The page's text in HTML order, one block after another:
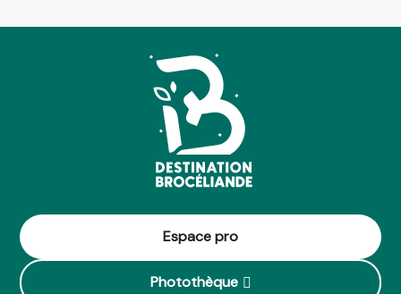
Espace pro
Photothèque